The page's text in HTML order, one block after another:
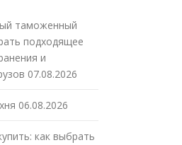
таможенный
подходящее
и
07.08.2026
06.08.2026
как выбрать